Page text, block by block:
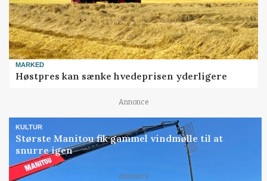
MARKED
Høstpres kan sænke hvedeprisen yderligere
Annonce
KULTUR
Største Manitou fik gammel vindmølle til at
snurre igen
Annonce